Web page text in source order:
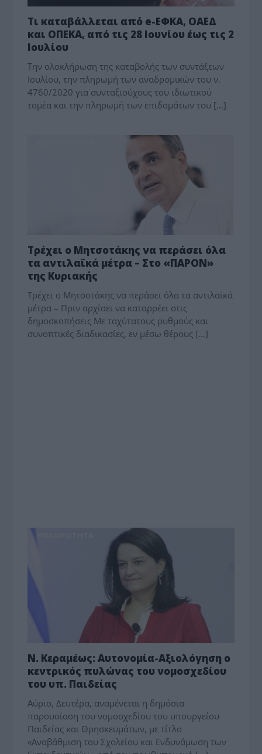
Τι καταβάλλεται από e-ΕΦΚΑ, ΟΑΕΔ
και ΟΠΕΚΑ, από τις 28 Ιουνίου έως τις 2
Ιουλίου
Την ολοκλήρωση της καταβολής των συντάξεων
Ιουλίου, την πληρωμή των αναδρομικών του ν.
4760/2020 για συνταξιούχους του ιδιωτικού
τομέα και την πληρωμή των επιδομάτων του […]
Τρέχει ο Μητσοτάκης να περάσει όλα
τα αντιλαϊκά μέτρα – Στο «ΠΑΡΟΝ»
της Κυριακής
Τρέχει ο Μητσοτάκης να περάσει όλα τα αντιλαϊκά
μέτρα – Πριν αρχίσει να καταρρέει στις
δημοσκοπήσεις Mε ταχύτατους ρυθμούς και
συνοπτικές διαδικασίες, εν μέσω θέρους […]
Ν. Κεραμέως: Αυτονομία-Αξιολόγηση ο
κεντρικός πυλώνας του νομοσχεδίου
του υπ. Παιδείας
Αύριο, Δευτέρα, αναμένεται η δημόσια
παρουσίαση του νομοσχεδίου του υπουργείου
Παιδείας και Θρησκευμάτων, με τίτλο
«Αναβάθμιση του Σχολείου και Ενδυνάμωση των